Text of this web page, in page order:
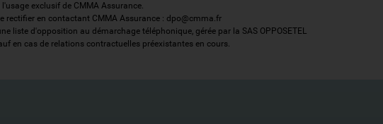
exclusif de CMMA Assurance.
rectifier en contactant CMMA Assurance : dpo@cmma.fr
d'opposition au démarchage téléphonique, gérée par la SAS OPPOSETEL
en cas de relations contractuelles préexistantes en cours.